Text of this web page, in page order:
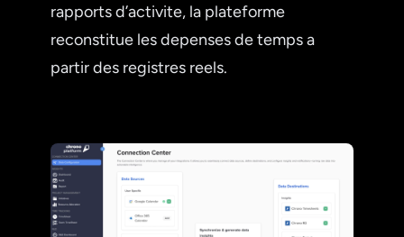
rapports d’activite, la plateforme
reconstitue les depenses de temps a
partir des registres reels.